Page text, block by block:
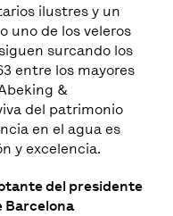
ilustres y un
uno de los veleros
surcando los
entre los mayores
&
del patrimonio
en el agua es
y excelencia.
del presidente
Barcelona